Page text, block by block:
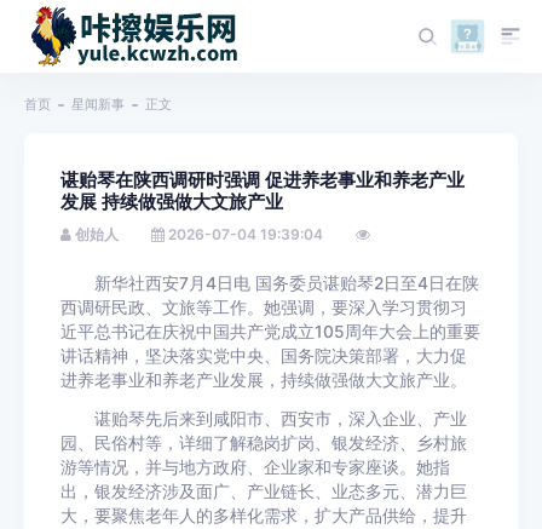
首页 星闻新事 正文
谌贻琴在陕西调研时强调 促进养老事业和养老产业
发展 持续做强做大文旅产业
创始人 2026-07-04 19:39:04
新华社西安7月4日电 国务委员谌贻琴2日至4日在陕
西调研民政、文旅等工作。她强调，要深入学习贯彻习
近平总书记在庆祝中国共产党成立105周年大会上的重要
讲话精神，坚决落实党中央、国务院决策部署，大力促
进养老事业和养老产业发展，持续做强做大文旅产业。
谌贻琴先后来到咸阳市、西安市，深入企业、产业
园、民俗村等，详细了解稳岗扩岗、银发经济、乡村旅
游等情况，并与地方政府、企业家和专家座谈。她指
出，银发经济涉及面广、产业链长、业态多元、潜力巨
大，要聚焦老年人的多样化需求，扩大产品供给，提升